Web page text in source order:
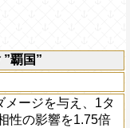
覇国”
メージを与え、1タ
性の影響を1.75倍